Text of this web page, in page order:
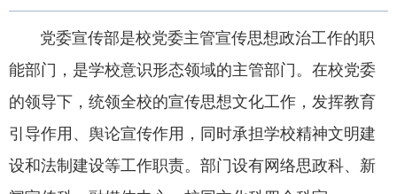
党委宣传部是校党委主管宣传思想政治工作的职
能部门，是学校意识形态领域的主管部门。在校党委
的领导下，统领全校的宣传思想文化工作，发挥教育
引导作用、舆论宣传作用，同时承担学校精神文明建
设和法制建设等工作职责。部门设有网络思政科、新